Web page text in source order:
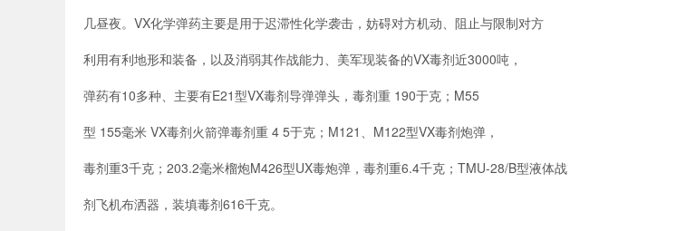
几昼夜。VX化学弹药主要是用于迟滞性化学袭击，妨碍对方机动、阻止与限制对方
利用有利地形和装备，以及消弱其作战能力、美军现装备的VX毒剂近3000吨，
弹药有10多种、主要有E21型VX毒剂导弹弹头，毒剂重 190于克；M55
型 155毫米 VX毒剂火箭弹毒剂重 4 5于克；M121、M122型VX毒剂炮弹，
毒剂重3千克；203.2毫米榴炮M426型UX毒炮弹，毒剂重6.4千克；TMU-28/B型液体战
剂飞机布洒器，装填毒剂616千克。